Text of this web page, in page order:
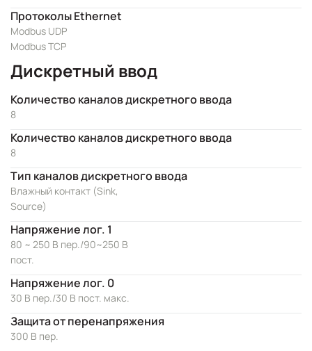
Протоколы Ethernet
Modbus UDP
Modbus TCP
Дискретный ввод
Количество каналов дискретного ввода
8
Количество каналов дискретного ввода
8
Тип каналов дискретного ввода
Влажный контакт (Sink,
Source)
Напряжение лог. 1
80 ~ 250 В пер./90~250 В
пост.
Напряжение лог. 0
30 В пер./30 В пост. макс.
Защита от перенапряжения
300 В пер.